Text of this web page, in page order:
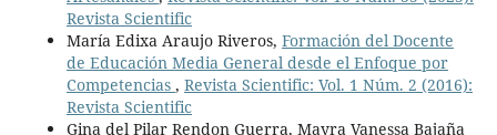
Revista Scientific
María Edixa Araujo Riveros, Formación del Docente
de Educación Media General desde el Enfoque por
Competencias , Revista Scientific: Vol. 1 Núm. 2 (2016):
Revista Scientific
Gina del Pilar Rendon Guerra, Mayra Vanessa Bajaña